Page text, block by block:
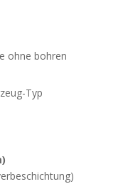
ohne bohren
Typ